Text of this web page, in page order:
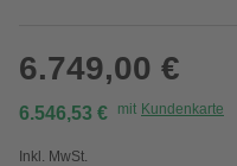
6.749,00 €
6.546,53 € mit Kundenkarte
Inkl. MwSt.